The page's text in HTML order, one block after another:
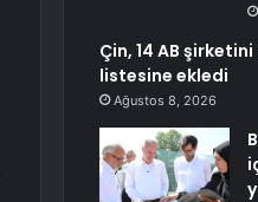
Çin, 14 AB
listesine ekledi
Ağustos 8, 2026